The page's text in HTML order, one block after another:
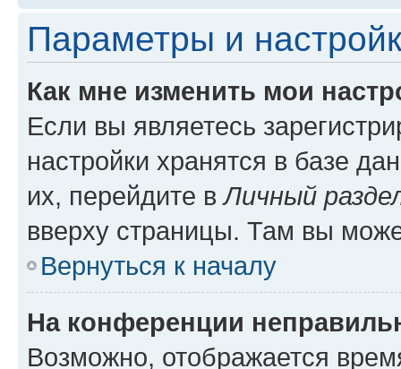
Параметры и
Как мне изменить мои
Если вы являетесь
настройки хранятся в базе
их, перейдите вЛичный
вверху страницы. Там вы
Вернуться к началу
На конференции
Возможно, отображается